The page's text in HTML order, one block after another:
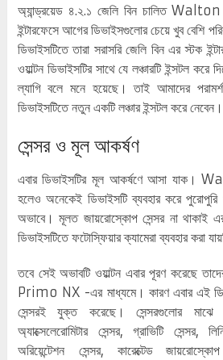
অ্যান্ড্রয়েড ৪.২.১ জেলি বিন চালিত
ইন্টারফেসে আগের ডিভাইসগুলোর চেয়ে খুব বেশি
ডিভাইসটিতে তারা সরাসরি জেলি বিন এর স্টক
ওয়াল্টন ডিভাইসটির সাথে যে লঞ্চারটি ইন্সটল করে
ল্যাগি বলে মনে হয়েছে। তাই আমাদের
ডিভাইসটিতে নতুন একটি লঞ্চার ইন্সটল করে নেবেন।
সেন্সর ও মূল আকর্ষণ
এবার ডিভাইসটির মূল আকর্ষণে আসা
হলেও অনেকেই ডিভাইসটি ব্যবহার করে পুরোপুরি
অভাবে। মূলত জায়রোস্কোপ সেন্সর না থাকাই
ডিভাইসটিতে ফটোস্ফিয়ার ক্যামেরা ব্যবহার করা
তবে সেই অভাবটি ওয়াল্টন এবার পূরণ করেছে
Primo NX -এর মাধ্যমে। কারণ এবার এই
সেন্সরই যুক্ত করেছে। সেন্সরগুলোর মাঝে
অ্যাক্সেলেরোমিটার সেন্সর, গ্রাভিটি সেন্সর,
অরিয়েন্টেশন সেন্সর, কারেক্টেড